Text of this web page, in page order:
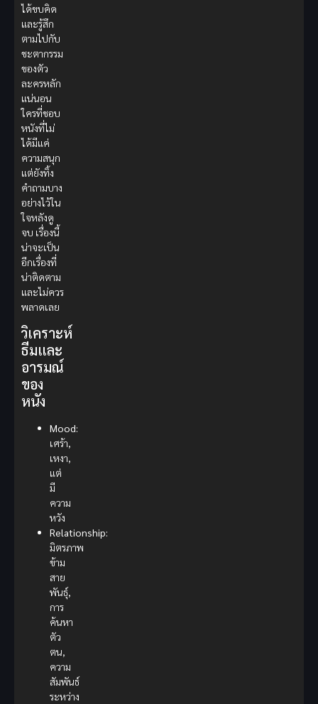
ได้ขบคิด
และรู้สึก
ตามไปกับ
ชะตากรรม
ของตัว
ละครหลัก
แน่นอน
ใครที่ชอบ
หนังที่ไม่
ได้มีแค่
ความสนุก
แต่ยังทิ้ง
คำถามบาง
อย่างไว้ใน
ใจหลังดู
จบ เรื่องนี้
น่าจะเป็น
อีกเรื่องที่
น่าติดตาม
และไม่ควร
พลาดเลย
วิเคราะห์
ธีมและ
อารมณ์
ของ
หนัง
Mood:
เศร้า,
เหงา,
แต่
มี
ความ
หวัง
Relationship:
มิตรภาพ
ข้าม
สาย
พันธุ์,
การ
ค้นหา
ตัว
ตน,
ความ
สัมพันธ์
ระหว่าง